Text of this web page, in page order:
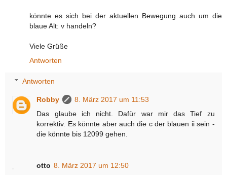
könnte es sich bei der aktuellen Bewegung auch um die
blaue Alt: v handeln?
Viele Grüße
Antworten
Antworten
Robby
8. März 2017 um 11:53
Das glaube ich nicht. Dafür war mir das Tief zu
korrektiv. Es könnte aber auch die c der blauen ii sein -
die könnte bis 12099 gehen.
otto 8. März 2017 um 12:50